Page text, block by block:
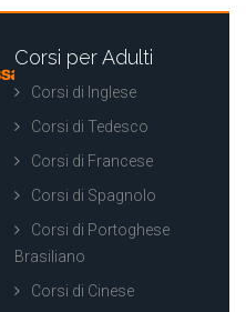
Corsi per Adulti
Corsi di Inglese
Corsi di Tedesco
Corsi di Francese
Corsi di Spagnolo
Corsi di Portoghese
Brasiliano
Corsi di Cinese